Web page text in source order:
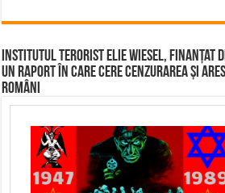
Institutul terorist Elie Wiesel, finanțat
un raport în care cere cenzurarea și
români